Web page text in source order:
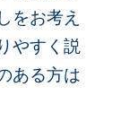
をお考え
やすく説
ある方は